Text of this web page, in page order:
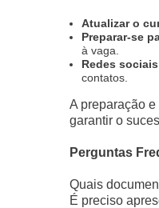
Atualizar o
Preparar-se
à vaga.
Redes sociais
contatos.
A preparação
garantir o
Perguntas
Quais
É preciso